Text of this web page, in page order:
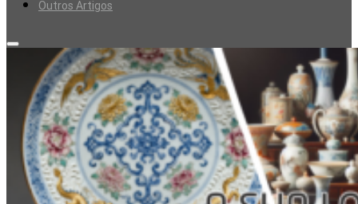
Outros Artigos